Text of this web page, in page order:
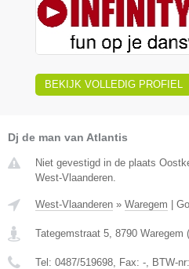
BEKIJK VOLLEDIG PROFIEL
Dj de man van Atlantis
Niet gevestigd in de plaats
West-Vlaanderen.
West-Vlaanderen » Waregem |
Tategemstraat 5 8790 Waregem (
Tel: 0487/519698 , Fax: - , BTW-nr: